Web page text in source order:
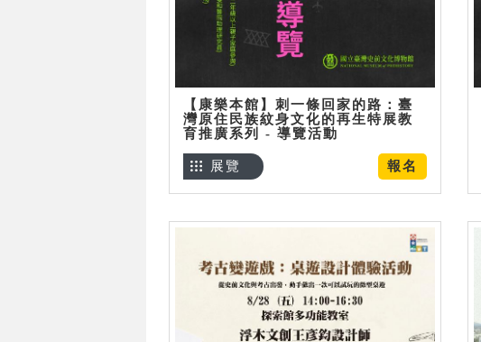
【康樂本館】刺一條回家的路：臺
灣原住民族紋身文化的再生特展教
育推廣系列 - 導覽活動
報名
展覽